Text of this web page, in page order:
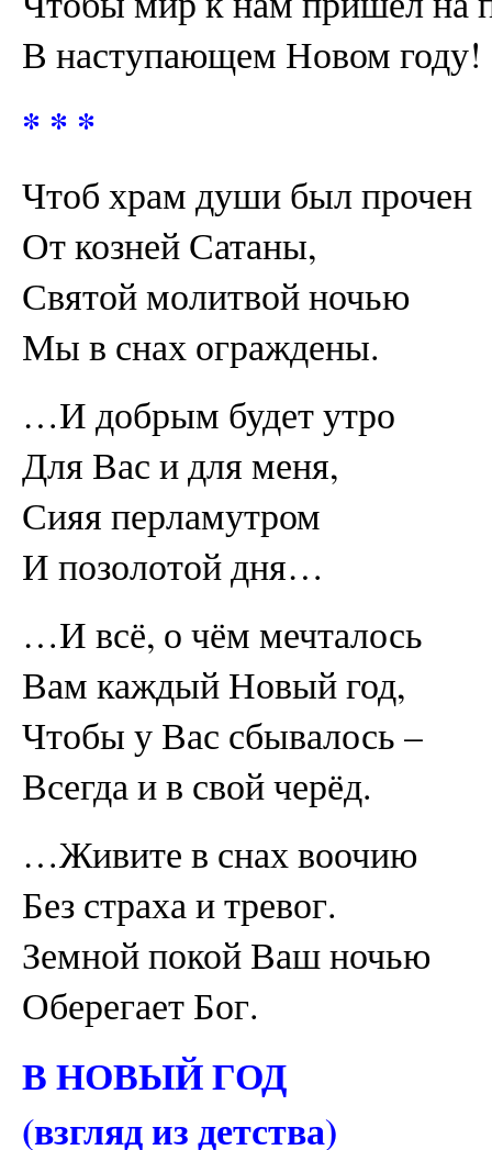
В наступающем Новом году!
* * *
Чтоб храм души был прочен
От козней Сатаны,
Святой молитвой ночью
Мы в снах ограждены.
…И добрым будет утро
Для Вас и для меня,
Сияя перламутром
И позолотой дня…
…И всё, о чём мечталось
Вам каждый Новый год,
Чтобы у Вас сбывалось –
Всегда и в свой черёд.
…Живите в снах воочию
Без страха и тревог.
Земной покой Ваш ночью
Оберегает Бог.
В НОВЫЙ ГОД
(взгляд из детства)